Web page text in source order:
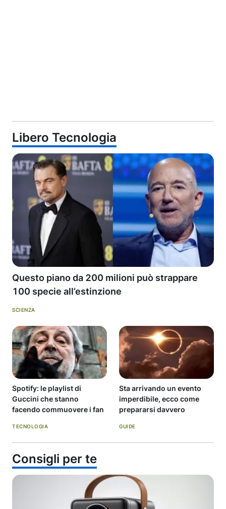
Libero Tecnologia
Questo piano da 200 milioni può strappare
100 specie all’estinzione
SCIENZA
Spotify: le playlist di
Guccini che stanno
facendo commuovere i fan
TECNOLOGIA
Sta arrivando un evento
imperdibile, ecco come
prepararsi davvero
GUIDE
Consigli per te